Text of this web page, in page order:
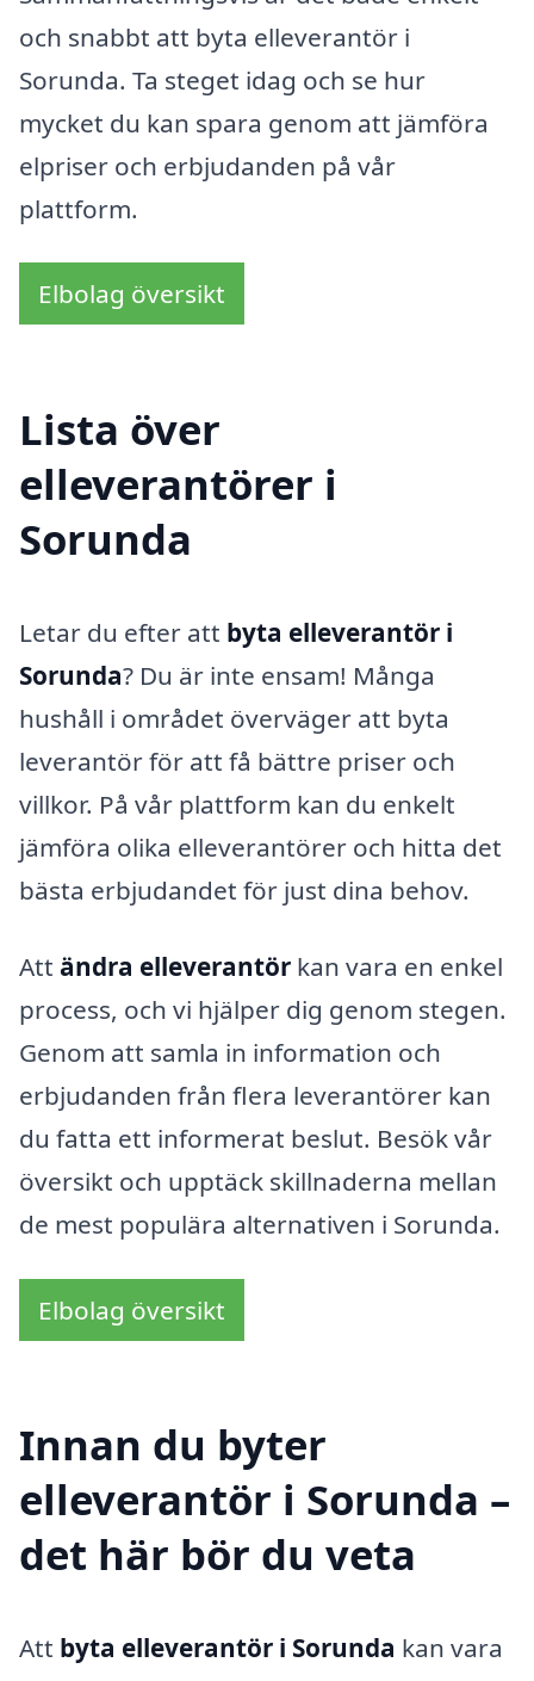
och snabbt att byta elleverantör i
Sorunda. Ta steget idag och se hur
mycket du kan spara genom att jämföra
elpriser och erbjudanden på vår
plattform.
Elbolag översikt
Lista över
elleverantörer i
Sorunda
Letar du efter att byta elleverantör i
Sorunda? Du är inte ensam! Många
hushåll i området överväger att byta
leverantör för att få bättre priser och
villkor. På vår plattform kan du enkelt
jämföra olika elleverantörer och hitta det
bästa erbjudandet för just dina behov.
Att ändra elleverantör kan vara en enkel
process, och vi hjälper dig genom stegen.
Genom att samla in information och
erbjudanden från flera leverantörer kan
du fatta ett informerat beslut. Besök vår
översikt och upptäck skillnaderna mellan
de mest populära alternativen i Sorunda.
Elbolag översikt
Innan du byter
elleverantör i Sorunda –
det här bör du veta
Att byta elleverantör i Sorunda kan vara